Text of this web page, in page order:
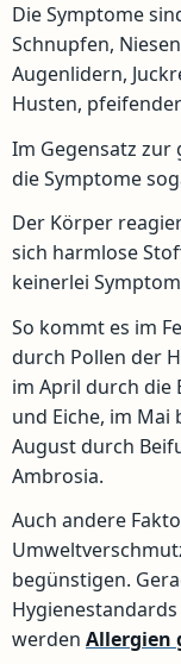
Die Symptome
Schnupfen,
Augenlidern,
Husten,
Im Gegensatz zur
die Symptome
Der Körper
sich harmlose
keinerlei
So kommt es im
durch Pollen der
im April durch die
und Eiche, im Mai
August durch
Ambrosia.
Auch andere
begünstigen.
werden Allergien